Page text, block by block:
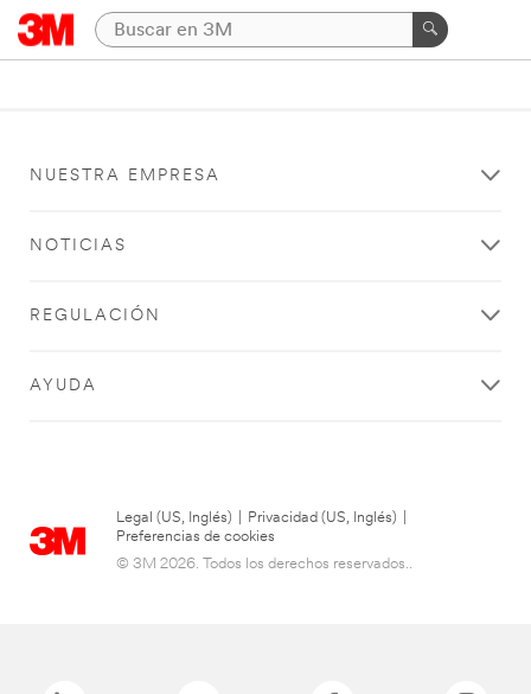
NUESTRA EMPRESA
NOTICIAS
REGULACIÓN
AYUDA
Legal (US, Inglés) Privacidad (US, Inglés)
Preferencias de cookies
© 3M 2026. Todos los derechos reservados..